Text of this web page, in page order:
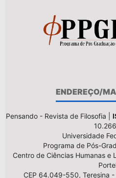
ENDEREÇO/
Pensando - Revista de Filosofia |
Universidade
Programa de Pós-
Centro de Ciências Humanas e
CEP 64.049-550, Teresina